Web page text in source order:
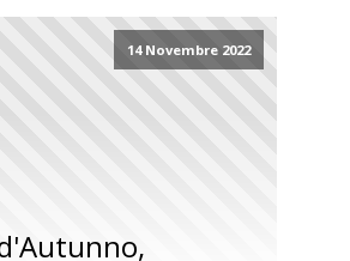
14 Novembre 2022